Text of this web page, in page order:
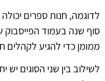
לדוגמה, חנות ספרים
סוף שנה בעמוד
ממומן כדי להגיע
לשילוב בין שני הסוגים יש